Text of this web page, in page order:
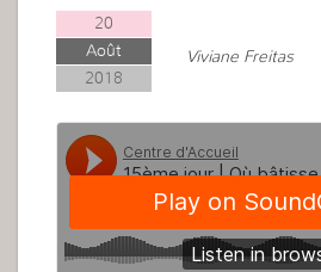
20
Août
2018
Viviane Freitas